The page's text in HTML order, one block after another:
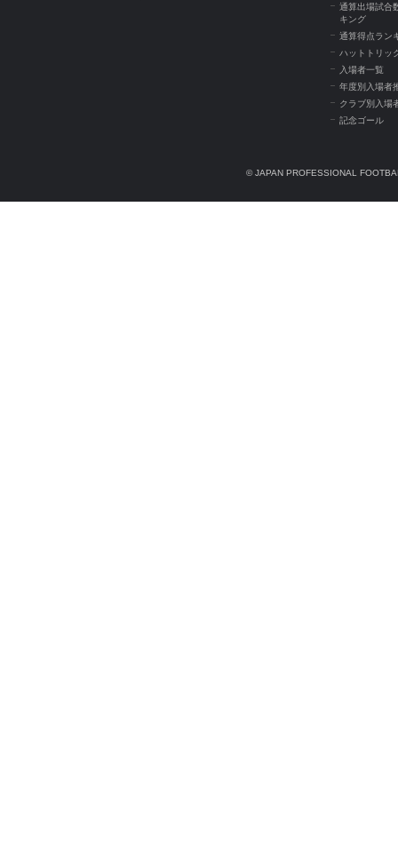
通算出場試合
キング
通算得点ラン
ハットトリッ
入場者一覧
年度別入場者
クラブ別入場
記念ゴール
© JAPAN PROFESSIONAL